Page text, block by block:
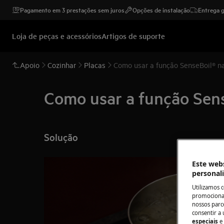
Pagamento em 3 prestações sem juros Opções de instalação Entrega
Loja de peças e acessóriosArtigos de suporte
Apoio Cozinhar Placas Como usar a função SenseBoil®
Como usar a função
Solução
Este
Utilizamos
nossos
consentir a
especiais e